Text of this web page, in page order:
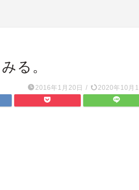
る。
2016年1月20日 / 2020年10月